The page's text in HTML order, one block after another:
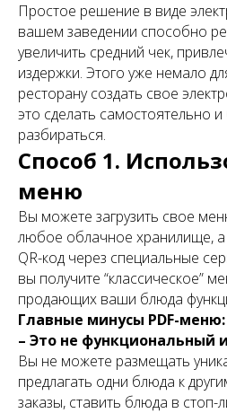
Простое решение в виде
вашем заведении способно
увеличить средний чек,
издержки. Этого уже немало
ресторану создать свое
это сделать самостоятельно
разбираться.
Способ 1.
меню
Вы можете загрузить свое
любое облачное хранилище, а
QR-код через специальные
вы получите “классическое”
продающих ваши блюда
Главные минусы PDF-меню:
– Это не функциональный
Вы не можете размещать
предлагать одни блюда к
заказы, ставить блюда в стоп-